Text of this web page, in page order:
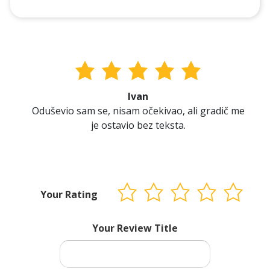
Ivan
Oduševio sam se, nisam očekivao, ali gradič me
je ostavio bez teksta.
Your Rating
Your Review Title